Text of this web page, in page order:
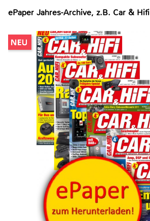
ePaper Jahres-Archive, z.B. Car & Hifi